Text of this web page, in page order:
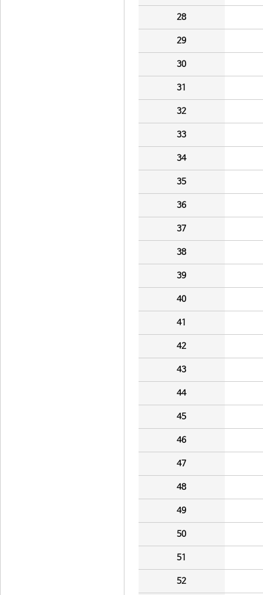
28
29
30
31
32
33
34
35
36
37
38
39
40
41
42
43
44
45
46
47
48
49
50
51
52